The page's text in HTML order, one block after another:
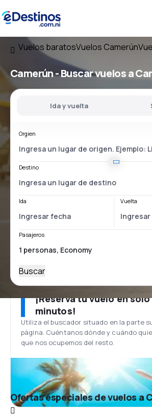
Vuelos baratosVuelos Camerún
Camerún - Buscar vuelos a
Ida y vuelta
Orgien
Destino
Ida Vuelta
Pasajeros
Buscar
¡Reserva tu vuelo en
minutos!
Utiliza el buscador situado en la parte
página. Cuéntanos dónde y cuándo
que nos ocupemos del resto.
Ofertas especiales de vuelos a